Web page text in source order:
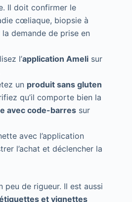
Il doit confirmer le
cœliaque, biopsie à
la demande de prise en
l’application Ameli sur
un produit sans gluten
qu’il comporte bien la
avec code-barres sur
avec l’application
l’achat et déclencher la
peu de rigueur. Il est aussi
et vignettes